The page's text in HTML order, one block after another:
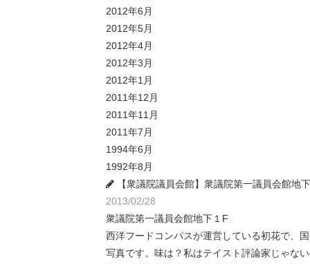
2012年6月
2012年5月
2012年4月
2012年3月
2012年1月
2011年12月
2011年11月
2011年7月
1994年6月
1992年8月
【衆議院議員会館】衆議院第一議員会館地
2013/02/28
衆議院第一議員会館地下１F
西洋フードコンパスが運営している初花で、
写真です。味は？私はテイスト評論家じゃな